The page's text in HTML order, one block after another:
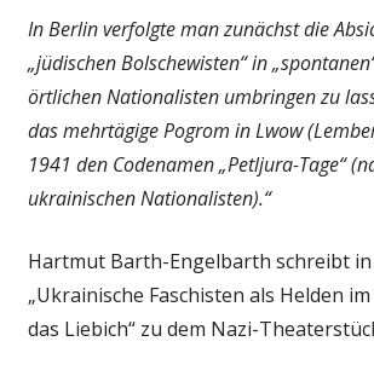
In Berlin verfolgte man zunächst die
„jüdischen Bolschewisten“ in
örtlichen Nationalisten umbringen zu
das mehrtägige Pogrom in Lwow
1941 den Codenamen „Petljura-Tage“
ukrainischen Nationalisten).“
Hartmut Barth-Engelbarth schreibt
„Ukrainische Faschisten als Helden
das Liebich“ zu dem Nazi-